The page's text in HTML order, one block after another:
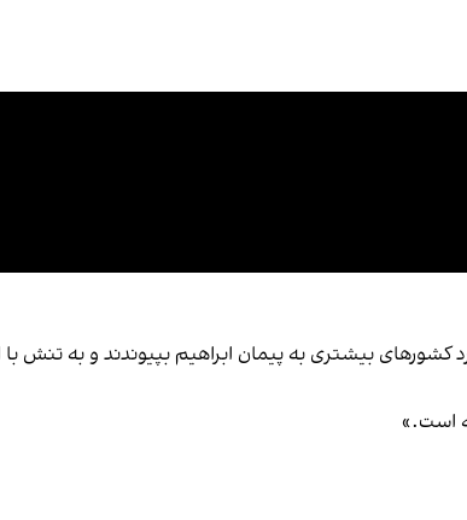
بیشتری به پیمان ابراهیم بپیوندند و به تنش با
است.»